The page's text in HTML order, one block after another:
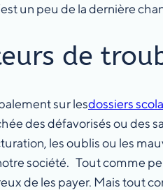
un peu de la dernière
de
sur lesdossiers
des défavorisés ou
les oublis ou les
société. Tout comme
de les payer. Mais tout